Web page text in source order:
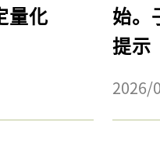
量化
始。
提示
2026/